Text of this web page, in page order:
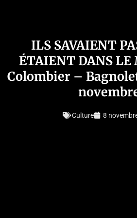
ILS SAVAIENT
ÉTAIENT DANS LE
Colombier –
Culture 8